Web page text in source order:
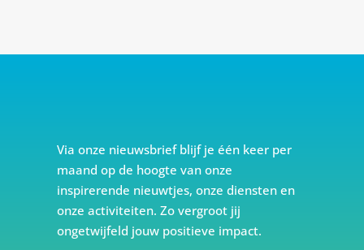
Via onze nieuwsbrief blijf je één keer per
maand op de hoogte van onze
inspirerende nieuwtjes, onze diensten en
onze activiteiten. Zo vergroot jij
ongetwijfeld jouw positieve impact.